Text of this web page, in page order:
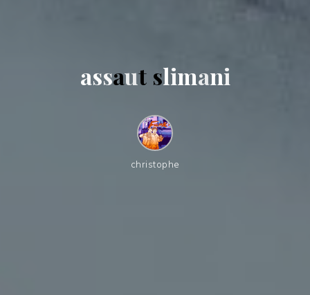
assaut slimani
christophe